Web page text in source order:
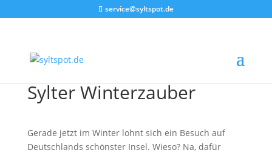
service@syltspot.de
Sylter Winterzauber
Gerade jetzt im Winter lohnt sich ein Besuch auf
Deutschlands schönster Insel. Wieso? Na, dafür